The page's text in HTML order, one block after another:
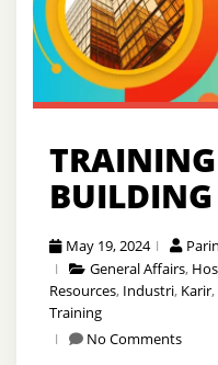
BUILDING
May 19, 2024
General Affairs,
Resources, Industri, Karir,
Training
No Comments